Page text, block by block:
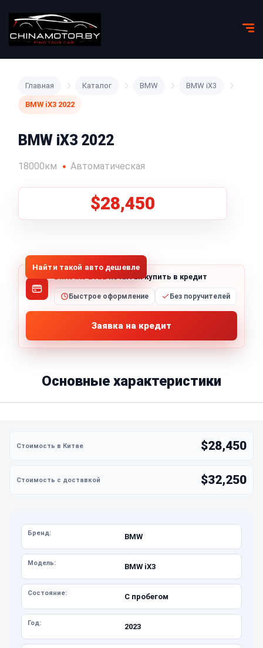
Главная Каталог BMW BMW iX3
BMW iX3 2022
BMW iX3 2022
18000км Автоматическая
$28,450
Найти такой авто дешевле
BMW iX3 2022из Китая купить в кредит
Быстрое оформление Без поручителей
Заявка на кредит
Основные характеристики
$28,450
$32,250
Бренд: BMW
Модель: BMW iX3
Состояние: С пробегом
Год: 2023